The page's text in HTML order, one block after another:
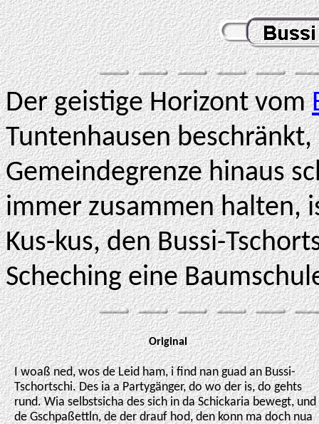
Der geistige Horizont vom
Tuntenhausen
Gemeindegrenze hinaus
immer zusammen halten,
Kus-kus, den Bussi-
Scheching eine
Original
I woaß ned, wos de Leid ham, i find nan guad an Bussi-
Tschortschi. Des ia a Partygänger, do wo der is, do gehts
rund. Wia selbstsicha des sich in da Schickaria bewegt, und
de Gschpaßettln, de der drauf hod, den konn ma doch nua